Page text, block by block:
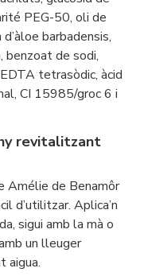
PEG-50, oli de
barbadensis,
benzoat de sodi,
tetrasòdic, àcid
CI 15985/groc 6 i
revitalitzant
Amélie de Benamôr
d’utilitzar. Aplica’n
sigui amb la mà o
un lleuger
aigua.